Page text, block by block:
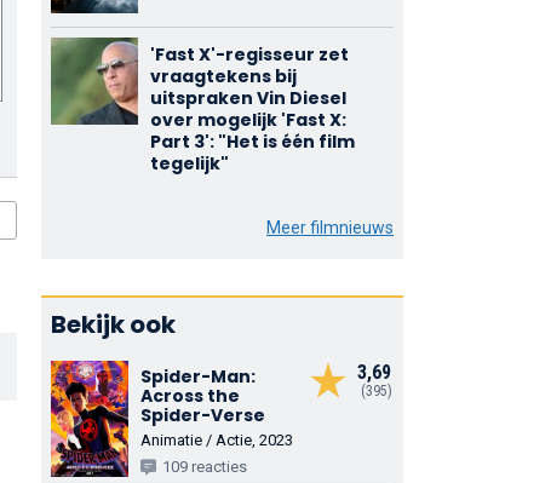
'Fast X'-regisseur zet
vraagtekens bij
uitspraken Vin Diesel
over mogelijk 'Fast X:
Part 3': "Het is één film
tegelijk"
Meer filmnieuws
Bekijk ook
3,69
(395)
Spider-Man:
Across the
Spider-Verse
Animatie / Actie, 2023
109 reacties